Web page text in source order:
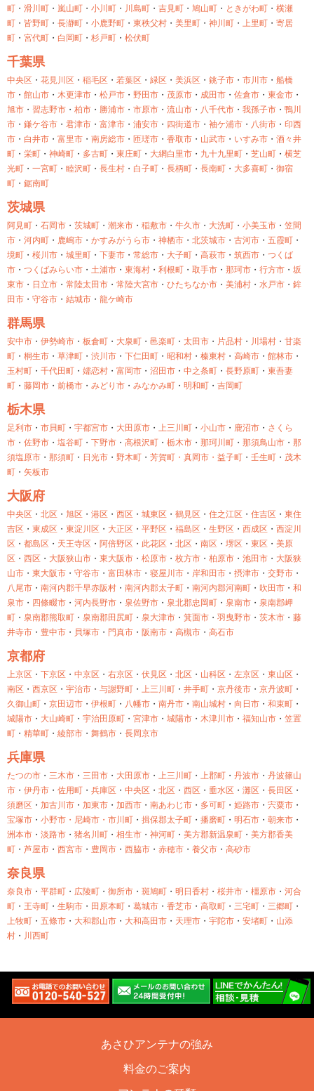
町 ・ 滑川町 ・ 嵐山町 ・ 小川町 ・ 川島町 ・ 吉見町 ・ 鳩山町 ・ ときがわ町 ・ 横瀬
町 ・ 皆野町 ・ 長瀞町 ・ 小鹿野町 ・ 東秩父村 ・ 美里町 ・ 神川町 ・ 上里町 ・ 寄居
町 ・ 宮代町 ・ 白岡町 ・ 杉戸町 ・ 松伏町
千葉県
中央区 ・ 花見川区 ・ 稲毛区 ・ 若葉区 ・ 緑区 ・ 美浜区 ・ 銚子市 ・ 市川市 ・ 船橋
市 ・ 館山市 ・ 木更津市 ・ 松戸市 ・ 野田市 ・ 茂原市 ・ 成田市 ・ 佐倉市 ・ 東金市 ・
旭市 ・ 習志野市 ・ 柏市 ・ 勝浦市 ・ 市原市 ・ 流山市 ・ 八千代市 ・ 我孫子市 ・ 鴨川
市 ・ 鎌ケ谷市 ・ 君津市 ・ 富津市 ・ 浦安市 ・ 四街道市 ・ 袖ケ浦市 ・ 八街市 ・ 印西
市 ・ 白井市 ・ 富里市 ・ 南房総市 ・ 匝瑳市 ・ 香取市 ・ 山武市 ・ いすみ市 ・ 酒々井
町 ・ 栄町 ・ 神崎町 ・ 多古町 ・ 東庄町 ・ 大網白里市 ・ 九十九里町 ・ 芝山町 ・ 横芝
光町 ・ 一宮町 ・ 睦沢町 ・ 長生村 ・ 白子町 ・ 長柄町 ・ 長南町 ・ 大多喜町 ・ 御宿
町 ・ 鋸南町
茨城県
阿見町 ・ 石岡市 ・ 茨城町 ・ 潮来市 ・ 稲敷市 ・ 牛久市 ・ 大洗町 ・ 小美玉市 ・ 笠間
市 ・ 河内町 ・ 鹿嶋市 ・ かすみがうら市 ・ 神栖市 ・ 北茨城市 ・ 古河市 ・ 五霞町 ・
境町 ・ 桜川市 ・ 城里町 ・ 下妻市 ・ 常総市 ・ 大子町 ・ 高萩市 ・ 筑西市 ・ つくば
市 ・ つくばみらい市 ・ 土浦市 ・ 東海村 ・ 利根町 ・ 取手市 ・ 那珂市 ・ 行方市 ・ 坂
東市 ・ 日立市 ・ 常陸太田市 ・ 常陸大宮市 ・ ひたちなか市 ・ 美浦村 ・ 水戸市 ・ 鉾
田市 ・ 守谷市 ・ 結城市 ・ 龍ケ崎市
群馬県
安中市 ・ 伊勢崎市 ・ 板倉町 ・ 大泉町 ・ 邑楽町 ・ 太田市 ・ 片品村 ・ 川場村 ・ 甘楽
町 ・ 桐生市 ・ 草津町 ・ 渋川市 ・ 下仁田町 ・ 昭和村 ・ 榛東村 ・ 高崎市 ・ 館林市 ・
玉村町 ・ 千代田町 ・ 嬬恋村 ・ 富岡市 ・ 沼田市 ・ 中之条町 ・ 長野原町 ・ 東吾妻
町 ・ 藤岡市 ・ 前橋市 ・ みどり市 ・ みなかみ町 ・ 明和町 ・ 吉岡町
栃木県
足利市 ・ 市貝町 ・ 宇都宮市 ・ 大田原市 ・ 上三川町 ・ 小山市 ・ 鹿沼市 ・ さくら
市 ・ 佐野市 ・ 塩谷町 ・ 下野市 ・ 高根沢町 ・ 栃木市 ・ 那珂川町 ・ 那須鳥山市 ・ 那
須塩原市 ・ 那須町 ・ 日光市 ・ 野木町 ・ 芳賀町・ 真岡市・ 益子町 ・ 壬生町 ・ 茂木
町 ・ 矢板市
大阪府
中央区 ・ 北区 ・ 旭区 ・ 港区 ・ 西区 ・ 城東区 ・ 鶴見区 ・ 住之江区 ・ 住吉区 ・ 東住
吉区 ・ 東成区 ・ 東淀川区 ・ 大正区 ・ 平野区 ・ 福島区 ・ 生野区 ・ 西成区 ・ 西淀川
区 ・ 都島区 ・ 天王寺区 ・ 阿倍野区 ・ 此花区 ・ 北区 ・ 南区 ・ 堺区 ・ 東区 ・ 美原
区 ・ 西区 ・ 大阪狭山市 ・ 東大阪市 ・ 松原市 ・ 枚方市 ・ 柏原市 ・ 池田市 ・ 大阪狭
山市 ・ 東大阪市 ・ 守谷市 ・ 富田林市 ・ 寝屋川市 ・ 岸和田市 ・ 摂津市 ・ 交野市 ・
八尾市 ・ 南河内郡千早赤阪村 ・ 南河内郡太子町 ・ 南河内郡河南町 ・ 吹田市 ・ 和
泉市 ・ 四條畷市 ・ 河内長野市 ・ 泉佐野市 ・ 泉北郡忠岡町 ・ 泉南市 ・ 泉南郡岬
町 ・ 泉南郡熊取町 ・ 泉南郡田尻町 ・ 泉大津市 ・ 箕面市 ・ 羽曳野市 ・ 茨木市 ・ 藤
井寺市 ・ 豊中市 ・ 貝塚市 ・ 門真市 ・ 阪南市 ・ 高槻市 ・ 高石市
京都府
上京区 ・ 下京区 ・ 中京区 ・ 右京区 ・ 伏見区 ・ 北区 ・ 山科区 ・ 左京区 ・ 東山区 ・
南区 ・ 西京区 ・ 宇治市 ・ 与謝野町 ・ 上三川町 ・ 井手町 ・ 京丹後市 ・ 京丹波町 ・
久御山町 ・ 京田辺市 ・ 伊根町 ・ 八幡市 ・ 南丹市 ・ 南山城村 ・ 向日市 ・ 和束町 ・
城陽市 ・ 大山崎町 ・ 宇治田原町 ・ 宮津市 ・ 城陽市 ・ 木津川市 ・ 福知山市 ・ 笠置
町 ・ 精華町 ・ 綾部市 ・ 舞鶴市 ・ 長岡京市
兵庫県
たつの市 ・ 三木市 ・ 三田市 ・ 大田原市 ・ 上三川町 ・ 上郡町 ・ 丹波市 ・ 丹波篠山
市 ・ 伊丹市 ・ 佐用町 ・ 兵庫区 ・ 中央区 ・ 北区 ・ 西区 ・ 垂水区 ・ 灘区 ・ 長田区 ・
須磨区 ・ 加古川市 ・ 加東市 ・ 加西市 ・ 南あわじ市 ・ 多可町 ・ 姫路市 ・ 宍粟市 ・
宝塚市 ・ 小野市・ 尼崎市・ 市川町 ・ 揖保郡太子町 ・ 播磨町 ・ 明石市 ・ 朝来市 ・
洲本市 ・ 淡路市 ・ 猪名川町 ・ 相生市 ・ 神河町 ・ 美方郡新温泉町 ・ 美方郡香美
町 ・ 芦屋市 ・ 西宮市 ・ 豊岡市 ・ 西脇市 ・ 赤穂市 ・ 養父市 ・ 高砂市
奈良県
奈良市 ・ 平群町 ・ 広陵町 ・ 御所市 ・ 斑鳩町 ・ 明日香村 ・ 桜井市 ・ 橿原市 ・ 河合
町 ・ 王寺町 ・ 生駒市 ・ 田原本町 ・ 葛城市 ・ 香芝市 ・ 高取町 ・ 三宅町 ・ 三郷町 ・
上牧町 ・ 五條市 ・ 大和郡山市 ・ 大和高田市 ・ 天理市 ・ 宇陀市 ・ 安堵町 ・ 山添
村 ・ 川西町
あさひアンテナの強み
料金のご案内